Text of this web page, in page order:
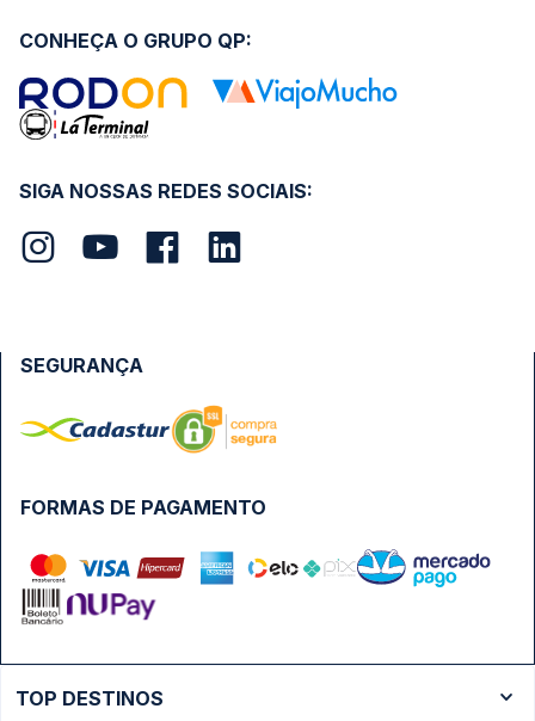
SIGA NOSSAS REDES SOCIAIS:
CONHEÇA O GRUPO QP:
FORMAS DE PAGAMENTO
SEGURANÇA
TOP DESTINOS